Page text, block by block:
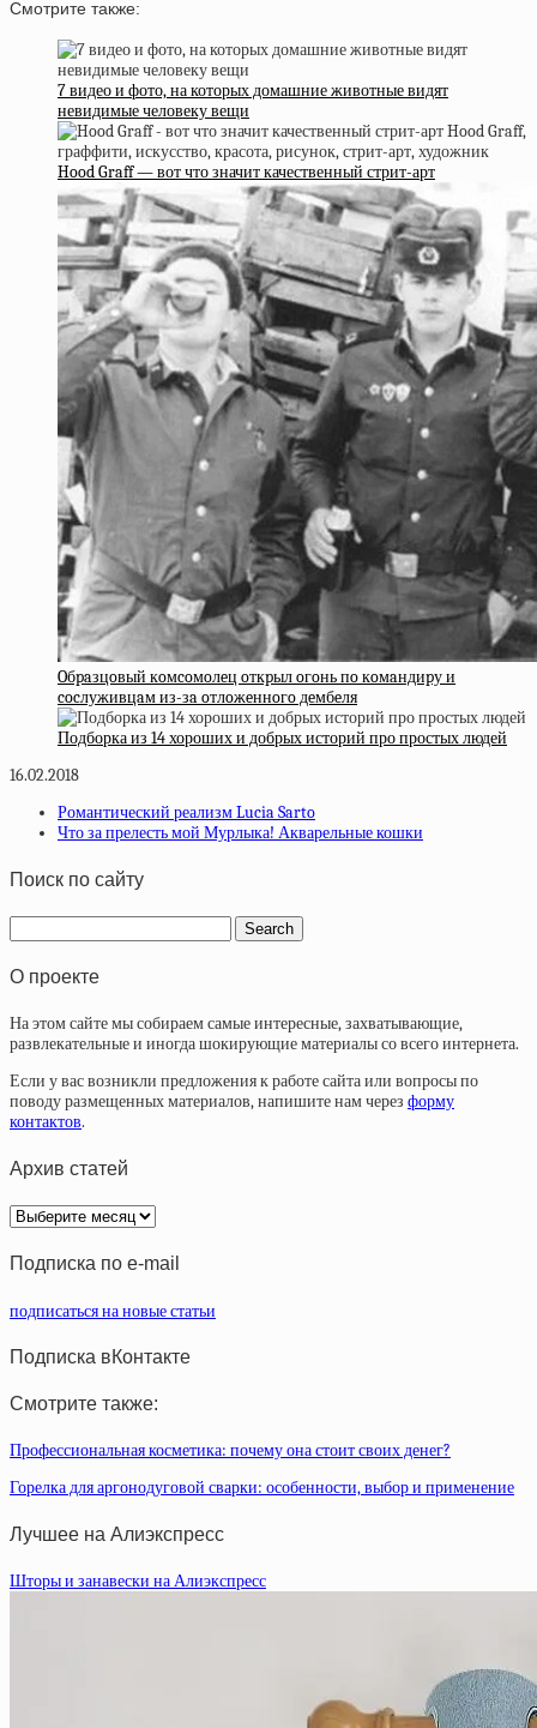
Смотрите также:
7 видео и фото, на которых домашние животные видят
невидимые человеку вещи
Hood Graff — вот что значит качественный стрит-арт
Oбpaзцoвый кoмcoмoлeц oткpыл oгoнь пo кoмaндиpу и
cocлуживцaм из-зa oтлoжeннoгo дeмбeля
Подборка из 14 хороших и добрых историй про простых людей
16.02.2018
Романтический реализм Lucia Sarto
Что за прелесть мой Мурлыка! Акварельные кошки
Поиск по сайту
О проекте
На этом сайте мы собираем самые интересные, захватывающие,
развлекательные и иногда шокирующие материалы со всего интернета.
Если у вас возникли предложения к работе сайта или вопросы по
поводу размещенных материалов, напишите нам через форму
контактов.
Архив статей
Архив
статей
Подписка по e-mail
подписаться на новые статьи
Подписка вКонтакте
Смотрите также:
Профессиональная косметика: почему она стоит своих денег?
Горелка для аргонодуговой сварки: особенности, выбор и применение
Лучшее на Алиэкспресс
Шторы и занавески на Алиэкспресс